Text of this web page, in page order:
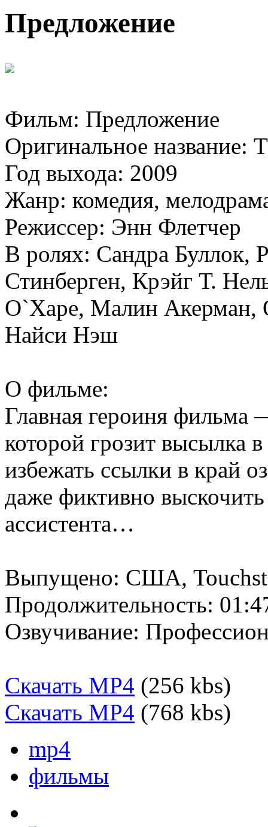
Предложение
Фильм: Предложение
Оригинальное название:
Год выхода: 2009
Жанр: комедия,
Режиссер: Энн Флетчер
В ролях: Сандра Буллок,
Стинберген, Крэйг Т.
О`Харе, Малин Акерман,
Найси Нэш
О фильме:
Главная героиня фильма
которой грозит высылка
избежать ссылки в край
даже фиктивно
ассистента…
Выпущено: США,
Продолжительность:
Озвучивание:
Скачать MP4 (256 kbs)
Скачать MP4 (768 kbs)
mp4
фильмы